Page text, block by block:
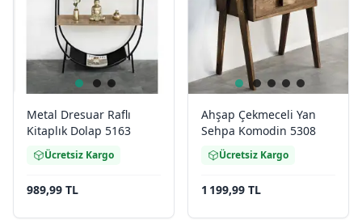
Metal Dresuar Raflı
Kitaplık Dolap 5163
Ücretsiz Kargo
989,99 TL
Ahşap Çekmeceli Yan
Sehpa Komodin 5308
Ücretsiz Kargo
1 199,99 TL